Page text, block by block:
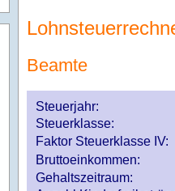
Beamte
Steuerjahr:
Steuerklasse:
Faktor Steuerklasse IV:
Bruttoeinkommen:
Gehaltszeitraum: